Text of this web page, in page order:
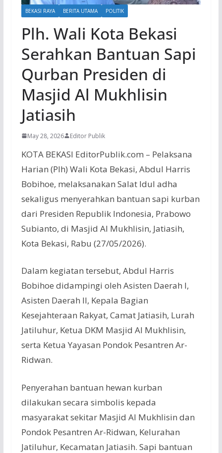
BEKASI RAYA BERITA UTAMA POLITIK
Plh. Wali Kota Bekasi
Serahkan Bantuan Sapi
Qurban Presiden di
Masjid Al Mukhlisin
Jatiasih
May 28, 2026 Editor Publik
KOTA BEKASI EditorPublik.com – Pelaksana
Harian (Plh) Wali Kota Bekasi, Abdul Harris
Bobihoe, melaksanakan Salat Idul adha
sekaligus menyerahkan bantuan sapi kurban
dari Presiden Republik Indonesia, Prabowo
Subianto, di Masjid Al Mukhlisin, Jatiasih,
Kota Bekasi, Rabu (27/05/2026).
Dalam kegiatan tersebut, Abdul Harris
Bobihoe didampingi oleh Asisten Daerah I,
Asisten Daerah II, Kepala Bagian
Kesejahteraan Rakyat, Camat Jatiasih, Lurah
Jatiluhur, Ketua DKM Masjid Al Mukhlisin,
serta Ketua Yayasan Pondok Pesantren Ar-
Ridwan.
Penyerahan bantuan hewan kurban
dilakukan secara simbolis kepada
masyarakat sekitar Masjid Al Mukhlisin dan
Pondok Pesantren Ar-Ridwan, Kelurahan
Jatiluhur, Kecamatan Jatiasih. Sapi bantuan